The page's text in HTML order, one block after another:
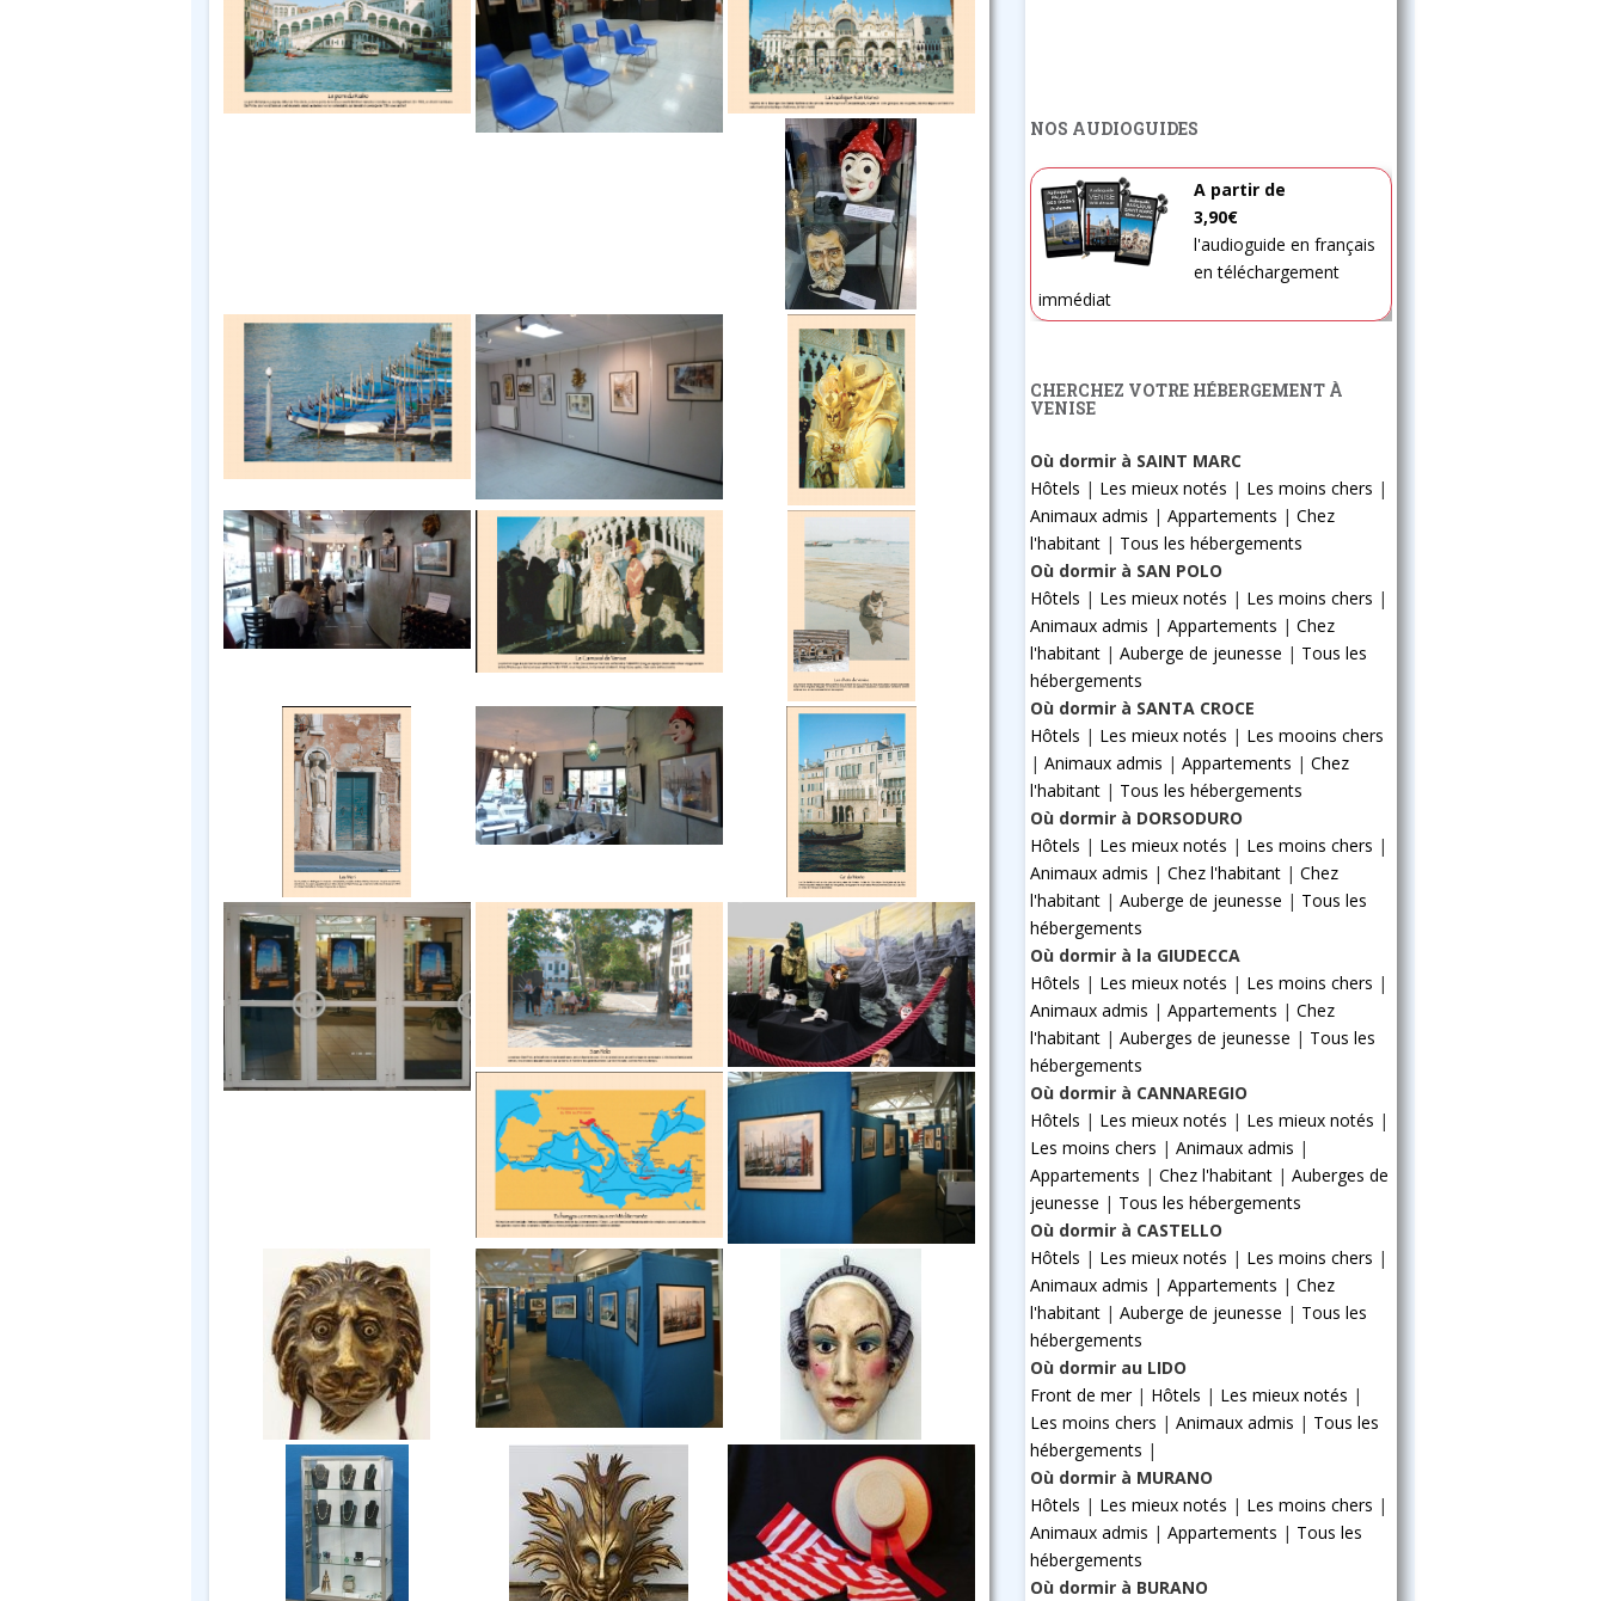
NOS AUDIOGUIDES
A partir de
3,90€
l'audioguide en français
en téléchargement
immédiat
CHERCHEZ VOTRE HÉBERGEMENT À
VENISE
Où dormir à SAINT MARC
Hôtels | Les mieux notés | Les moins chers |
Animaux admis | Appartements | Chez
l'habitant| Tous les hébergements
Où dormir à SAN POLO
Hôtels | Les mieux notés | Les moins chers |
Animaux admis | Appartements | Chez
l'habitant| Auberge de jeunesse | Tous les
hébergements
Où dormir à SANTA CROCE
Hôtels | Les mieux notés | Les mooins chers
| Animaux admis | Appartements | Chez
l'habitant| Tous les hébergements
Où dormir à DORSODURO
Hôtels | Les mieux notés | Les moins chers |
Animaux admis | Chez l'habitant| Chez
l'habitant| Auberge de jeunesse | Tous les
hébergements
Où dormir à la GIUDECCA
Hôtels | Les mieux notés | Les moins chers |
Animaux admis | Appartements | Chez
l'habitant| Auberges de jeunesse | Tous les
hébergements
Où dormir à CANNAREGIO
Hôtels | Les mieux notés | Les mieux notés |
Les moins chers | Animaux admis |
Appartements | Chez l'habitant| Auberges de
jeunesse | Tous les hébergements
Où dormir à CASTELLO
Hôtels | Les mieux notés | Les moins chers |
Animaux admis | Appartements | Chez
l'habitant| Auberge de jeunesse | Tous les
hébergements
Où dormir au LIDO
Front de mer| Hôtels | Les mieux notés |
Les moins chers | Animaux admis | Tous les
hébergements |
Où dormir à MURANO
Hôtels | Les mieux notés | Les moins chers |
Animaux admis | Appartements | Tous les
hébergements
Où dormir à BURANO